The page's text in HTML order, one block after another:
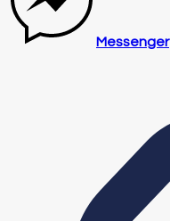
Messenger